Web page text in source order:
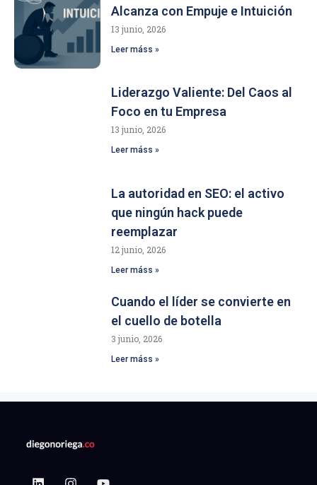
Alcanza con Empuje e Intuición
13 junio, 2026
Leer máss »
Liderazgo Valiente: Del Caos al
Foco en tu Empresa
13 junio, 2026
Leer máss »
La autoridad en SEO: el activo
que ningún hack puede
reemplazar
12 junio, 2026
Leer máss »
Cuando el líder se convierte en
el cuello de botella
3 junio, 2026
Leer máss »